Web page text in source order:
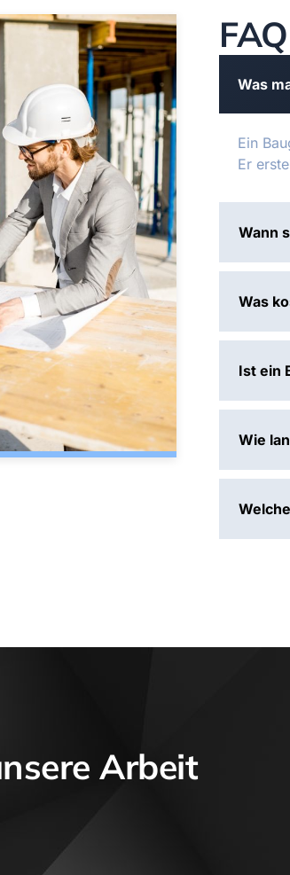
Was
Ein
Er
Wann
Was
Ist ein
Wie
Arbeit